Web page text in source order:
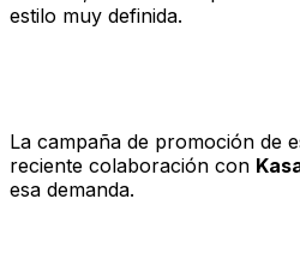
estilo muy definida.
La campaña de promoción de
reciente colaboración con
esa demanda.